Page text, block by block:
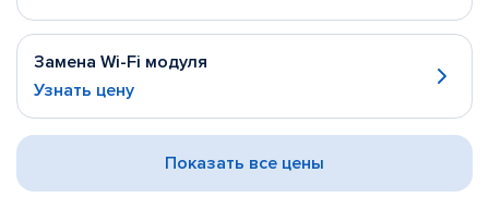
Замена Wi-Fi модуля
Узнать цену
Показать все цены